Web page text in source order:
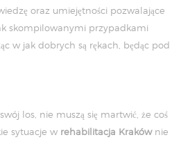
oraz umiejętności pozwalające
skompilowanymi przypadkami
w jak dobrych są rękach, będąc pod
los, nie muszą się martwić, że coś
sytuacje w rehabilitacja Krakównie